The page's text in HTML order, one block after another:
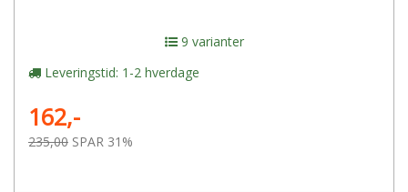
9 varianter
Leveringstid: 1-2 hverdage
162,-
235,00 SPAR 31%